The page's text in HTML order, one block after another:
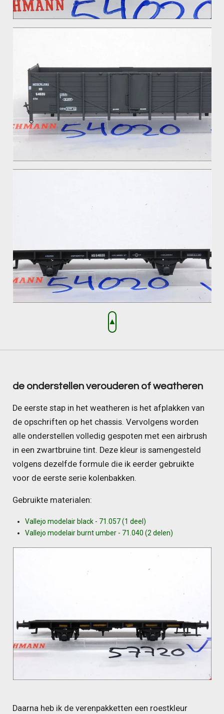
▲
de onderstellen verouderen of weatheren
De eerste stap in het weatheren is het afplakken van
de opschriften op het chassis. Vervolgens worden
alle onderstellen volledig gespoten met een airbrush
in een zwartbruine tint. Deze kleur is samengesteld
volgens dezelfde formule die ik eerder gebruikte
voor de eerste serie kolenbakken.
Gebruikte materialen:
Vallejo modelair black - 71.057 (1 deel)
Vallejo modelair burnt umber - 71.040 (2 delen)
Daarna heb ik de verenpakketten een roestkleur